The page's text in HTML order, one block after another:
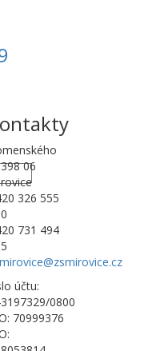
06
326 555
731 494
účtu:
0800
70999376